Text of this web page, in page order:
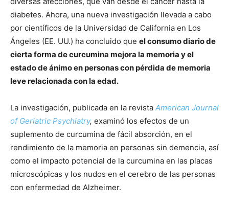
diabetes. Ahora, una nueva investigación llevada a cabo
por científicos de la Universidad de California en Los
Ángeles (EE. UU.) ha concluido que el consumo diario de
cierta forma de curcumina mejora la memoria y el
estado de ánimo en personas con pérdida de memoria
leve relacionada con la edad.
La investigación, publicada en la revista American Journal
of Geriatric Psychiatry, examinó los efectos de un
suplemento de curcumina de fácil absorción, en el
rendimiento de la memoria en personas sin demencia, así
como el impacto potencial de la curcumina en las placas
microscópicas y los nudos en el cerebro de las personas
con enfermedad de Alzheimer.